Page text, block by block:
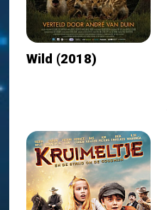
Wild (2018)